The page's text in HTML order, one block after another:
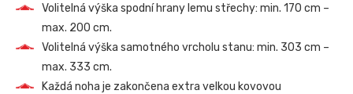
Volitelná výška spodní hrany lemu střechy: min. 170 cm –
max. 200 cm.
Volitelná výška samotného vrcholu stanu: min. 303 cm –
max. 333 cm.
Každá noha je zakončena extra velkou kovovou